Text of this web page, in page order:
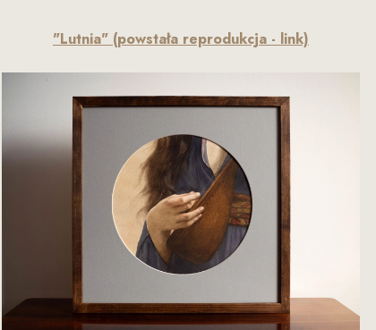
"Lutnia" (powstała reprodukcja - link)